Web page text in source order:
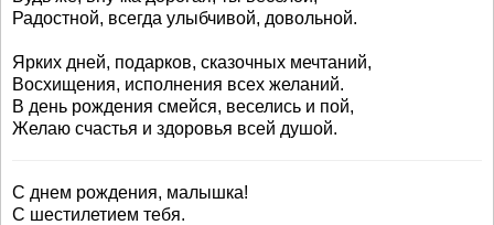
Радостной, всегда улыбчивой, довольной.
Ярких дней, подарков, сказочных мечтаний,
Восхищения, исполнения всех желаний.
В день рождения смейся, веселись и пой,
Желаю счастья и здоровья всей душой.
С днем рождения, малышка!
С шестилетием тебя.